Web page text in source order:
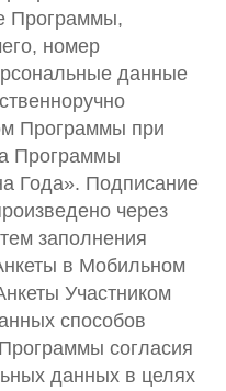
Программы,
номер
данные
Программы при
Программы
Года». Подписание
через
заполнения
в Мобильном
Участником
способов
согласия
данных в целях